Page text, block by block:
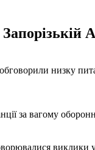
Запорізькій
низку
за вагому
виклики у